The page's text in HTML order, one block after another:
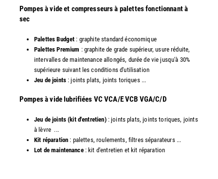
Pompes à vide et compresseurs à palettes fonctionnant à
sec
Palettes Budget : graphite standard économique
Palettes Premium : graphite de grade supérieur, usure réduite,
intervalles de maintenance allongés, durée de vie jusqu'à 30%
supérieure suivant les conditions d'utilisation
Jeu de joints: joints plats, joints toriques ...
​Pompes à vide lubrifiées VC VCA/E VCB VGA/C/D
Jeu de joints (kit d'entretien) : joints plats, joints toriques, joints
à lèvre ...
Kit réparation : palettes, roulements, filtres séparateurs ...
Lot de maintenance: kit d'entretien et kit réparation​